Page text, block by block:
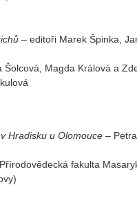
– editoři Marek Špinka,
Šolcová, Magda Králová a
Hradisku u Olomouce –
fakulta